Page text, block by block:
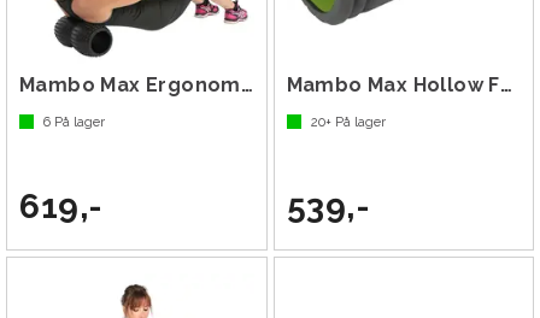
Mambo Max Ergonomic Foam Roller 33 cm
6 På lager
619,-
Mambo Max Hollow Foam Roller 33 cm
20+På lager
539,-